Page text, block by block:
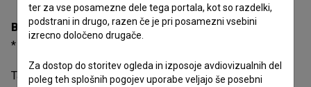
Biografija
* 01.05.1977, Ljubljana, Slovenija
Tanja Potočnik, rojena 01.05.1977 (Ljubljana, Slovenija), je
ter za vse posamezne dele tega portala, kot so razdelki,
podstrani in drugo, razen če je pri posamezni vsebini
izrecno določeno drugače.
Za dostop do storitev ogleda in izposoje avdiovizualnih del
poleg teh splošnih pogojev uporabe veljajo še posebni